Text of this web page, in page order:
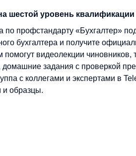
шестой уровень квалификации
по профстандарту «Бухгалтер»
бухгалтера и получите
помогут видеолекции
задания с проверкой
с коллегами и экспертами в
и образцы.